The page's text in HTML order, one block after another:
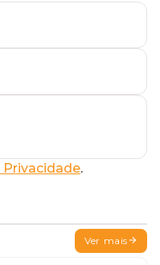
Privacidade.
Ver mais